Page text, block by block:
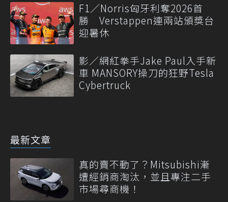
F1／Norris匈牙利奪2026首
勝 Verstappen連兩站頒獎台
迎暑休
影／網紅拳手Jake Paul入手新
車 MANSORY操刀的狂野Tesla
Cybertruck
最新文章
真的賣不動了？Mitsubishi漸
遭經銷商淘汰，並且專注二手
市場尋商機！